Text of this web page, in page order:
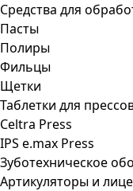
Средства для
Пасты
Полиры
Фильцы
Щетки
Таблетки для
Celtra Press
IPS e.max Press
Зуботехническое
Артикуляторы и